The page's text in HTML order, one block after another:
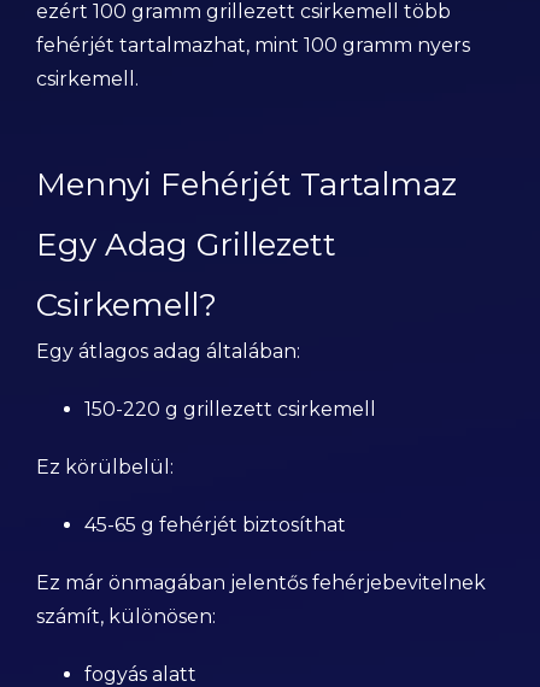
ezért 100 gramm grillezett csirkemell több
fehérjét tartalmazhat, mint 100 gramm nyers
csirkemell.
Mennyi Fehérjét Tartalmaz
Egy Adag Grillezett
Csirkemell?
Egy átlagos adag általában:
150-220 g grillezett csirkemell
Ez körülbelül:
45-65 g fehérjét biztosíthat
Ez már önmagában jelentős fehérjebevitelnek
számít, különösen:
fogyás alatt